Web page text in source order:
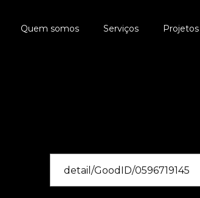
Quem somos Serviços Projetos